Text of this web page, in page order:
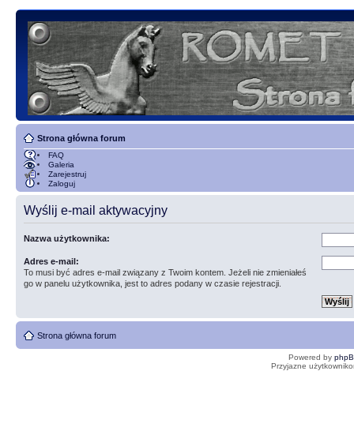
Strona główna forum
FAQ
Galeria
Zarejestruj
Zaloguj
Wyślij e-mail aktywacyjny
Nazwa użytkownika:
Adres e-mail:
To musi być adres e-mail związany z Twoim kontem. Jeżeli nie zmieniałeś
go w panelu użytkownika, jest to adres podany w czasie rejestracji.
Strona główna forum
Powered by
Przyjazne